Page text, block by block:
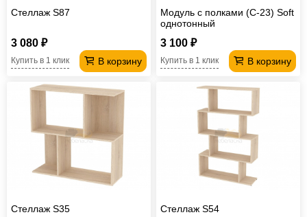
Стеллаж S87
3 080 ₽
В корзину
Купить в 1 клик
Модуль с полками (С-23) Soft
однотонный
3 100 ₽
В корзину
Купить в 1 клик
Стеллаж S35 Стеллаж S54